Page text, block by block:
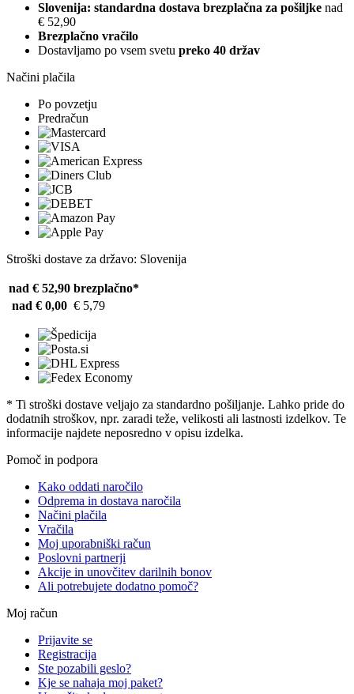
Slovenija: standardna dostava brezplačna za pošiljke nad
€ 52,90
Brezplačno vračilo
Dostavljamo po vsem svetu preko 40 držav
Načini plačila
Po povzetju
Predračun
Stroški dostave za državo: Slovenija
nad € 52,90 brezplačno*
nad € 0,00 € 5,79
* Ti stroški dostave veljajo za standardno pošiljanje. Lahko pride do
dodatnih stroškov, npr. zaradi teže, velikosti ali lastnosti izdelkov. Te
informacije najdete neposredno v opisu izdelka.
Pomoč in podpora
Kako oddati naročilo
Odprema in dostava naročila
Načini plačila
Vračila
Moj uporabniški račun
Poslovni partnerji
Akcije in unovčitev darilnih bonov
Ali potrebujete dodatno pomoč?
Moj račun
Prijavite se
Registracija
Ste pozabili geslo?
Kje se nahaja moj paket?